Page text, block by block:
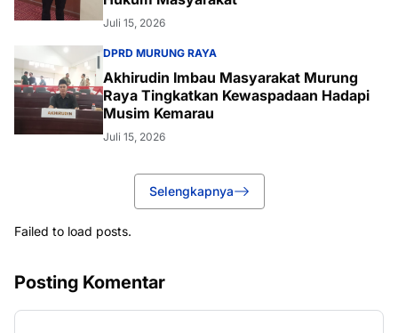
Juli 15, 2026
DPRD MURUNG RAYA
Akhirudin Imbau Masyarakat Murung
Raya Tingkatkan Kewaspadaan Hadapi
Musim Kemarau
Juli 15, 2026
Selengkapnya
Failed to load posts.
Posting Komentar